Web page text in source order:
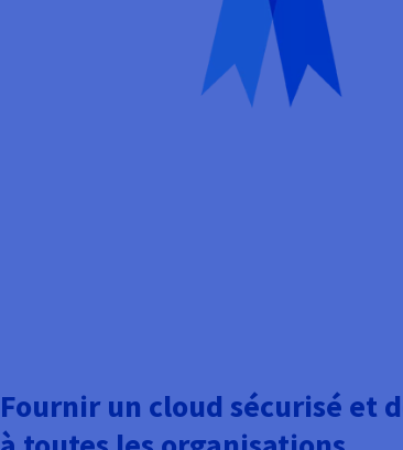
Fournir un cloud sécurisé et